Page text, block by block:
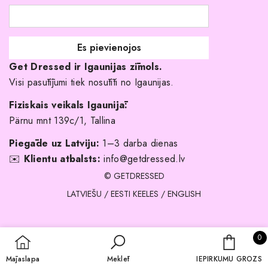
Līgavas družiņu kleitas
Veikali
Kāpēc izvēlēties mūs?
Get Dressed ir Igaunijas zīmols.
Visi pasūtījumi tiek nosūtīti no Igaunijas.
Fiziskais veikals Igaunijā:
Pärnu mnt 139c/1, Tallina
Piegāde uz Latviju: 1–3 darba dienas
✉️ Klientu atbalsts: info@getdressed.lv
© GETDRESSED
LATVIEŠU / EESTI KEELES / ENGLISH
Mājaslapa Meklēt
00
IEPIRKUMU GROZS